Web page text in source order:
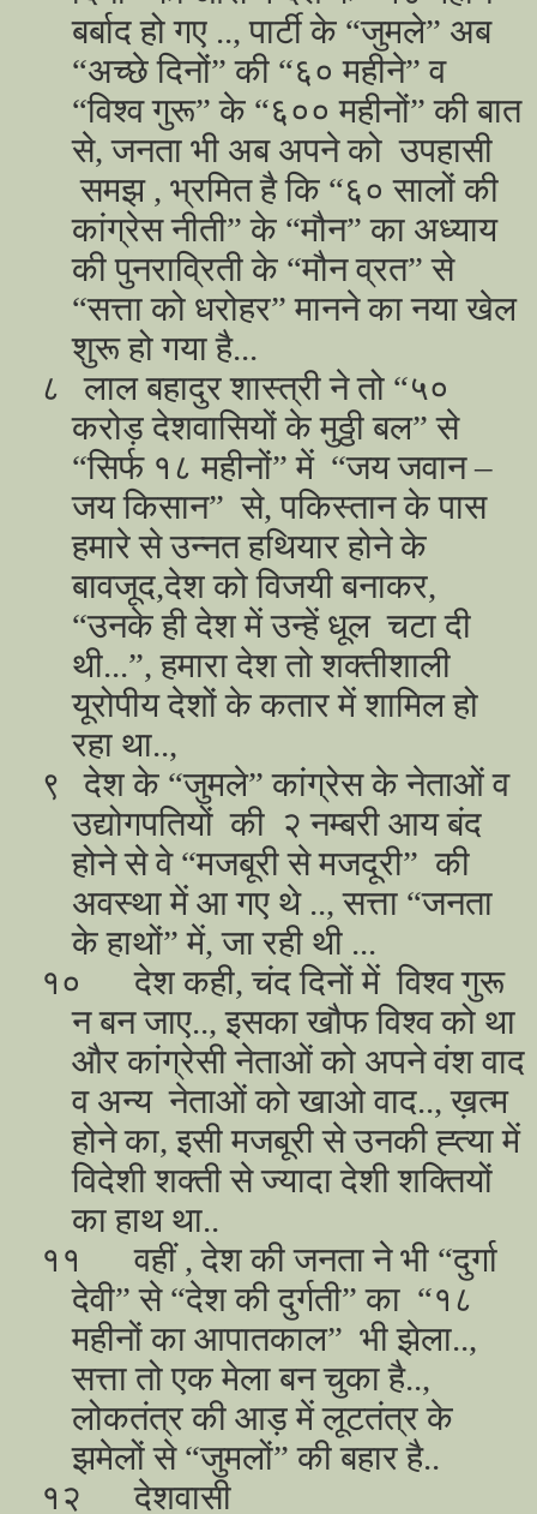
बर्बाद हो गए .., पार्टी के “जुमले” अब
“अच्छे दिनों” की “६० महीने” व
“विश्व गुरू” के “६०० महीनों” की बात
से, जनता भी अब अपने को उपहासी
समझ , भ्रमित है कि “६० सालों की
कांग्रेस नीती” के “मौन” का अध्याय
की पुनराव्रिती के “मौन व्रत” से
“सत्ता को धरोहर” मानने का नया खेल
शुरू हो गया है...
८
लाल बहादुर शास्त्री ने तो “५०
करोड़ देशवासियों के मुठ्ठी बल” से
“सिर्फ १८ महीनों” में “जय जवान –
जय किसान” से, पकिस्तान के पास
हमारे से उन्नत हथियार होने के
बावजूद,देश को विजयी बनाकर,
“उनके ही देश में उन्हें धूल चटा दी
थी...”, हमारा देश तो शक्तीशाली
यूरोपीय देशों के कतार में शामिल हो
रहा था..,
९
देश के “जुमले” कांग्रेस के नेताओं व
उद्योगपतियों की २ नम्बरी आय बंद
होने से वे “मजबूरी से मजदूरी” की
अवस्था में आ गए थे .., सत्ता “जनता
के हाथों” में, जा रही थी ...
१०
देश कही, चंद दिनों में विश्व गुरू
न बन जाए.., इसका खौफ विश्व को था
और कांग्रेसी नेताओं को अपने वंश वाद
व अन्य नेताओं को खाओ वाद.., ख़त्म
होने का, इसी मजबूरी से उनकी ह्त्या में
विदेशी शक्ती से ज्यादा देशी शक्तियों
का हाथ था..
११
वहीं , देश की जनता ने भी “दुर्गा
देवी” से “देश की दुर्गती” का “१८
महीनों का आपातकाल” भी झेला..,
सत्ता तो एक मेला बन चुका है..,
लोकतंत्र की आड़ में लूटतंत्र के
झमेलों से “जुमलों” की बहार है..
१२
देशवासी